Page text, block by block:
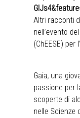
Altri racconti
nell’evento del
(ChEESE) per
Gaia, una
passione per
scoperte di
nelle Scienze